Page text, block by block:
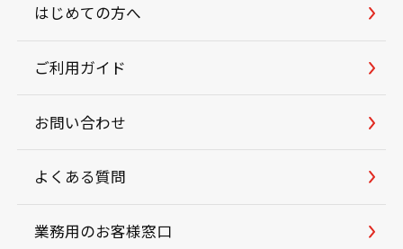
はじめての方へ
ご利用ガイド
お問い合わせ
よくある質問
業務用のお客様窓口